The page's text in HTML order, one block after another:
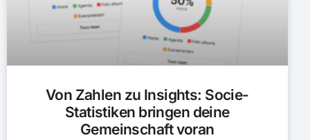
Von Zahlen zu Insights: Socie-
Statistiken bringen deine
Gemeinschaft voran